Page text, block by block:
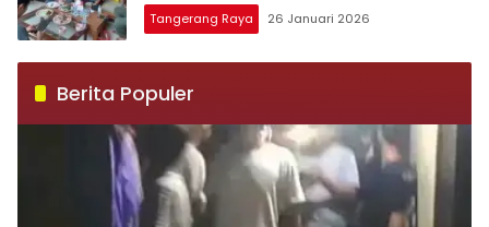
Tangerang Raya 26 Januari 2026
Berita Populer